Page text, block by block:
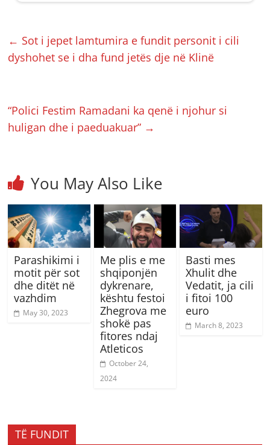
← Sot i jepet lamtumira e fundit personit i cili
dyshohet se i dha fund jetës dje në Klinë
“Polici Festim Ramadani ka qenë i njohur si
huligan dhe i paeduakuar” →
You May Also Like
Parashikimi i
motit për sot
dhe ditët në
vazhdim
May 30, 2023
Me plis e me
shqiponjën
dykrenare,
kështu festoi
Zhegrova me
shokë pas
fitores ndaj
Atleticos
October 24,
2024
Basti mes
Xhulit dhe
Vedatit, ja cili
i fitoi 100
euro
March 8, 2023
TË FUNDIT